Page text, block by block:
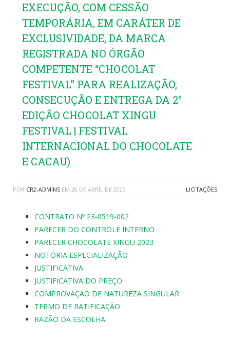
EXECUÇÃO, COM CESSÃO
TEMPORÁRIA, EM CARÁTER DE
EXCLUSIVIDADE, DA MARCA
REGISTRADA NO ÓRGÃO
COMPETENTE “CHOCOLAT
FESTIVAL” PARA REALIZAÇÃO,
CONSECUÇÃO E ENTREGA DA 2°
EDIÇÃO CHOCOLAT XINGU
FESTIVAL | FESTIVAL
INTERNACIONAL DO CHOCOLATE
E CACAU)
POR CR2-ADMIN5 EM 20 DE ABRIL DE 2023 LICITAÇÕES
CONTRATO Nº 23-0519-002
PARECER DO CONTROLE INTERNO
PARECER CHOCOLATE XINGU 2023
NOTÓRIA ESPECIALIZAÇÃO
JUSTIFICATIVA
JUSTIFICATIVA DO PREÇO
COMPROVAÇÃO DE NATUREZA SINGULAR
TERMO DE RATIFICAÇÃO
RAZÃO DA ESCOLHA